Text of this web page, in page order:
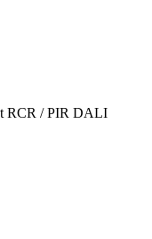
RCR / PIR DALI